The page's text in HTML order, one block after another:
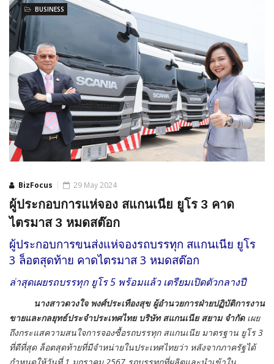
BizFocus
BUSINESS
29 May 2024
ผู้ประกอบการแห่จอง สแกนเนีย ยูโร 3 คาด
ไตรมาส 3 หมดสต๊อก
ผู้ประกอบการขนส่งแห่จองรถบรรทุก สแกนเนีย ยูโร
3 ล็อตสุดท้าย คาดไตรมาส 3 หมดสต๊อก
ล่าสุดเผยรถบรรทุก ยูโร 5 พร้อมแล้ว เตรียมเปิดตัวกลางปี
นางสาวดวงใจ พงศ์ประเทืองสุข ผู้อำนวยการฝ่ายปฏิบัติการงาน
ขายและกลยุทธ์ประจำประเทศไทย บริษัท สแกนเนีย สยาม จำกัด เผย
ถึงกระแสความสนใจการจองซื้อรถบรรทุก สแกนเนีย มาตรฐาน ยูโร 3
ที่ดีที่สุด ล็อตสุดท้ายที่มีจำหน่ายในประเทศไทยว่า หลังจากภาครัฐได้
กำหนดให้วันที่ 1 มกราคม 2567 รถบรรทุกที่ผลิตและนำเข้าใน